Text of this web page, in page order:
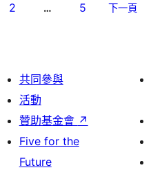
2 … 5 下一頁
共同參與
活動
贊助基金會 ↗
Five for the
Future